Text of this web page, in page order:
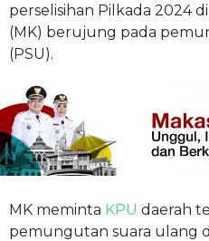
perselisihan Pilkada 2024
(MK) berujung pada
(PSU).
MK meminta KPU daerah
pemungutan suara ulang